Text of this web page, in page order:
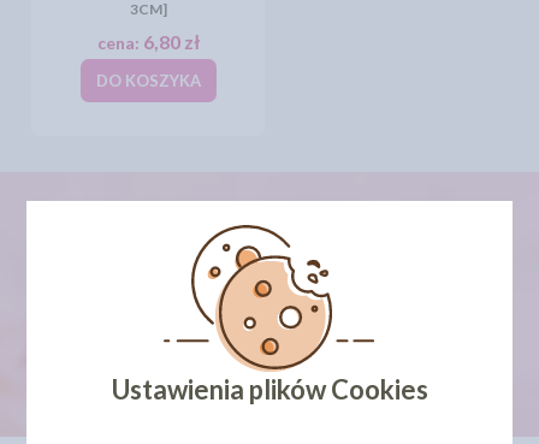
3CM]
cena: 6,80 zł
DO KOSZYKA
newsletter
Ustawienia plików Cookies